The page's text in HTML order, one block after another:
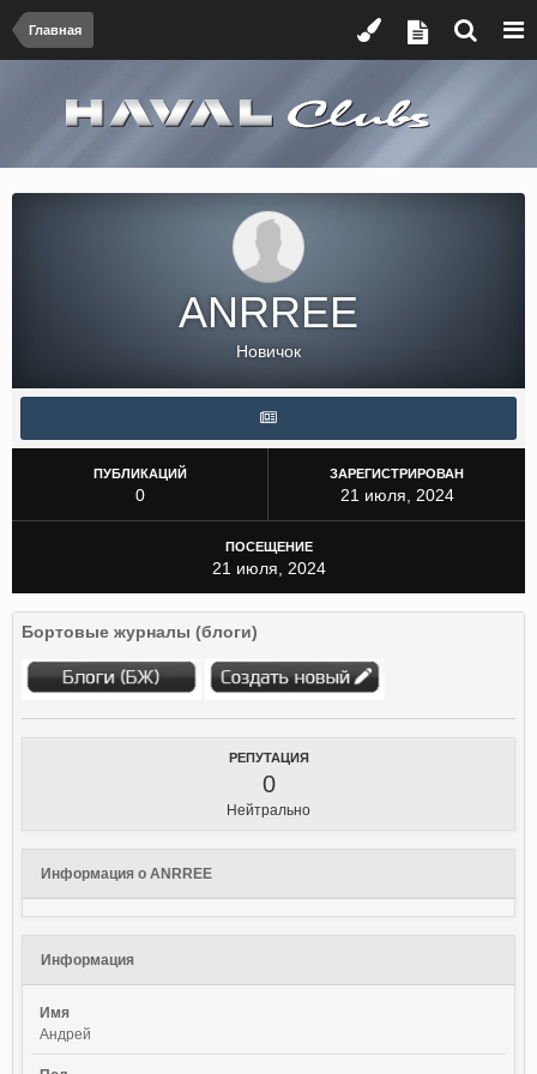
Главная
ANRREE
Новичок
ПУБЛИКАЦИЙ
0
ЗАРЕГИСТРИРОВАН
21 июля, 2024
ПОСЕЩЕНИЕ
21 июля, 2024
Бортовые журналы (блоги)
РЕПУТАЦИЯ
0
Нейтрально
Информация о ANRREE
Информация
Имя
Андрей